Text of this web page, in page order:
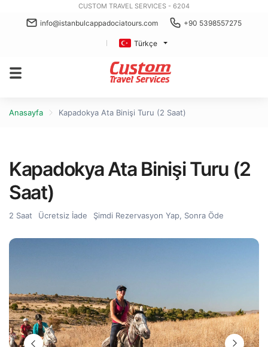
CUSTOM TRAVEL SERVICES - 6204
info@istanbulcappadociatours.com +90 5398557275
Türkçe
Anasayfa Kapadokya Ata Binişi Turu (2 Saat)
Kapadokya Ata Binişi Turu (2
Saat)
2 Saat Ücretsiz İade Şimdi Rezervasyon Yap, Sonra Öde